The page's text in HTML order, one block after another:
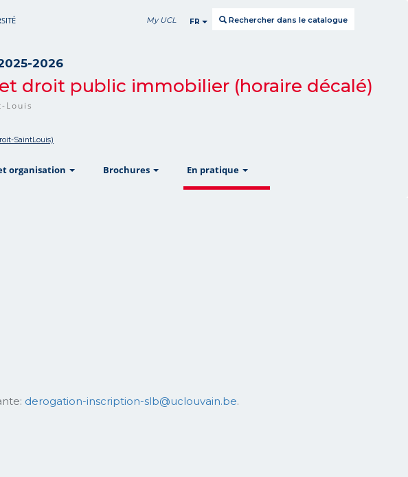
My UCL FR Rechercher dans le catalogue
2026
droit public immobilier (horaire décalé)
Louis
SaintLouis)
organisation Brochures En pratique
derogation-inscription-slb@uclouvain.be.